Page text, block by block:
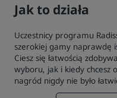
Jak to działa
Uczestnicy programu
szerokiej gamy naprawdę
Ciesz się łatwością
wyboru, jak i kiedy chcesz
nagród nigdy nie było